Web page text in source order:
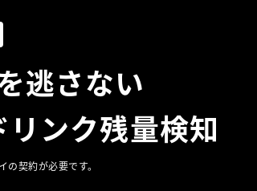
逃さない
リンク残量検知
契約が必要です。